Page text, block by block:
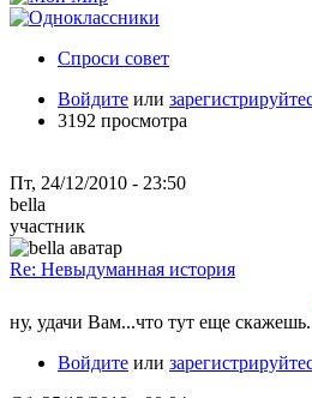
Спроси совет
Войдите или
3192 просмотра
Пт, 24/12/2010 - 23:50
bella
участник
Re: Невыдуманная история
ну, удачи Вам...что тут еще
Войдите или